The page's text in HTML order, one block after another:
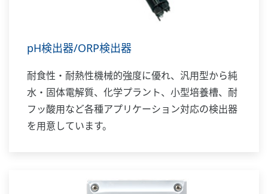
pH検出器/ORP検出器
耐食性・耐熱性機械的強度に優れ、汎用型から純
水・固体電解質、化学プラント、小型培養槽、耐
フッ酸用など各種アプリケーション対応の検出器
を用意しています。